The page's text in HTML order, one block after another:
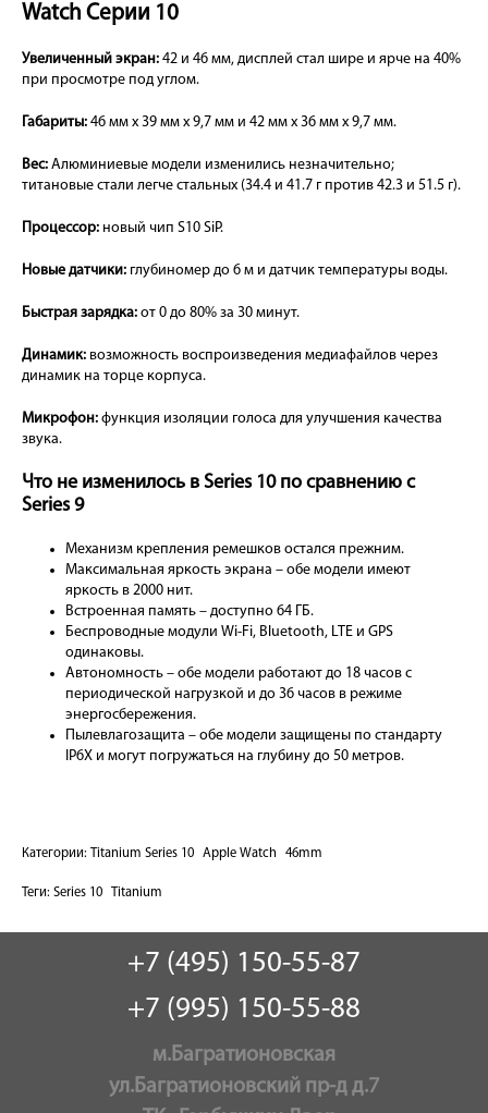
Watch Серии 10
Увеличенный экран: 42 и 46 мм, дисплей стал шире и ярче на 40%
при просмотре под углом.
Габариты: 46 мм x 39 мм x 9,7 мм и 42 мм x 36 мм x 9,7 мм.
Вес: Алюминиевые модели изменились незначительно;
титановые стали легче стальных (34.4 и 41.7 г против 42.3 и 51.5 г).
Процессор: новый чип S10 SiP.
Новые датчики: глубиномер до 6 м и датчик температуры воды.
Быстрая зарядка: от 0 до 80% за 30 минут.
Динамик: возможность воспроизведения медиафайлов через
динамик на торце корпуса.
Микрофон: функция изоляции голоса для улучшения качества
звука.
Что не изменилось в Series 10 по сравнению с
Series 9
Механизм крепления ремешков остался прежним.
Максимальная яркость экрана – обе модели имеют
яркость в 2000 нит.
Встроенная память – доступно 64 ГБ.
Беспроводные модули Wi-Fi, Bluetooth, LTE и GPS
одинаковы.
Автономность – обе модели работают до 18 часов с
периодической нагрузкой и до 36 часов в режиме
энергосбережения.
Пылевлагозащита – обе модели защищены по стандарту
IP6X и могут погружаться на глубину до 50 метров.
Категории: Titanium Series 10 Apple Watch 46mm
Теги: Series 10 Titanium
+7 (495) 150-55-87
+7 (995) 150-55-88
м.Багратионовская
ул.Багратионовский пр-д д.7